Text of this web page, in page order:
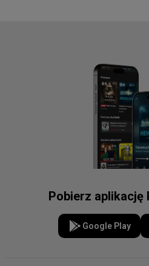
Pobierz aplikację
Google Play